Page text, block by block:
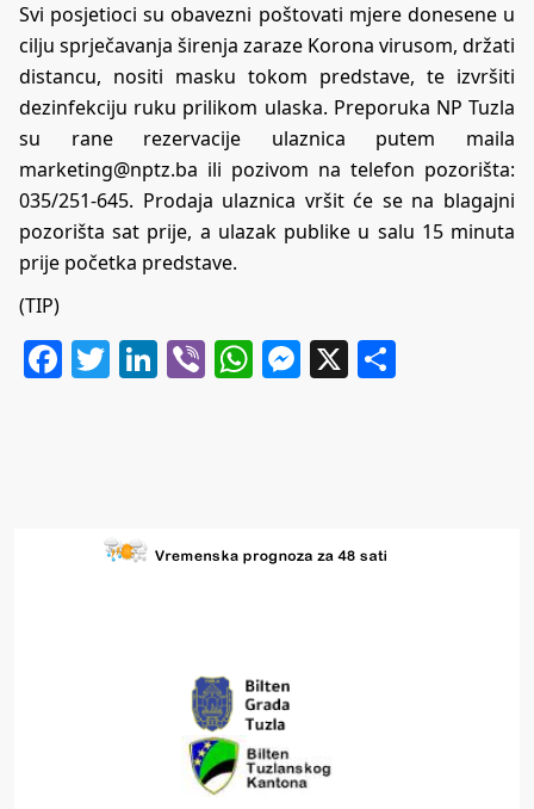
Svi posjetioci su obavezni poštovati mjere donesene u
cilju sprječavanja širenja zaraze Korona virusom, držati
distancu, nositi masku tokom predstave, te izvršiti
dezinfekciju ruku prilikom ulaska. Preporuka NP Tuzla
su rane rezervacije ulaznica putem maila
marketing@nptz.ba ili pozivom na telefon pozorišta:
035/251-645. Prodaja ulaznica vršit će se na blagajni
pozorišta sat prije, a ulazak publike u salu 15 minuta
prije početka predstave.
(TIP)
Facebook
Twitter
LinkedIn
ViberWhatsApp
Messenger
X